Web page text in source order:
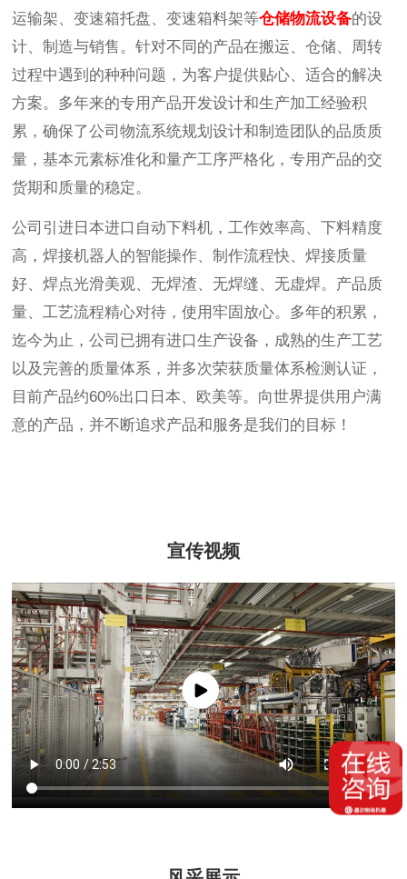
运输架、变速箱托盘、变速箱料架等仓储物流设备的设
计、制造与销售。针对不同的产品在搬运、仓储、周转
过程中遇到的种种问题，为客户提供贴心、适合的解决
方案。多年来的专用产品开发设计和生产加工经验积
累，确保了公司物流系统规划设计和制造团队的品质质
量，基本元素标准化和量产工序严格化，专用产品的交
货期和质量的稳定。
公司引进日本进口自动下料机，工作效率高、下料精度
高，焊接机器人的智能操作、制作流程快、焊接质量
好、焊点光滑美观、无焊渣、无焊缝、无虚焊。产品质
量、工艺流程精心对待，使用牢固放心。多年的积累，
迄今为止，公司已拥有进口生产设备，成熟的生产工艺
以及完善的质量体系，并多次荣获质量体系检测认证，
目前产品约60%出口日本、欧美等。向世界提供用户满
意的产品，并不断追求产品和服务是我们的目标！
宣传视频